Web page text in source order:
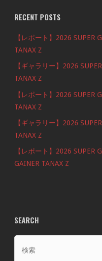
RECENT POSTS
【レポート】2026 SUPER
TANAX Z
【ギャラリー】2026
TANAX Z
【レポート】2026 SUPER
TANAX Z
【ギャラリー】2026
TANAX Z
【レポート】2026 SUPER
GAINER TANAX Z
SEARCH